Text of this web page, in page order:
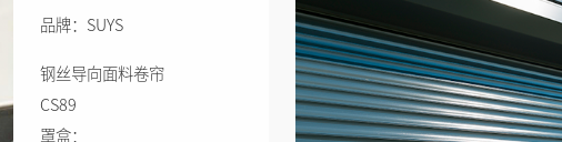
LS103
103×103mm
单幅最大宽度：
品牌：SUYS
钢丝导向面料卷帘
CS89
罩盒：